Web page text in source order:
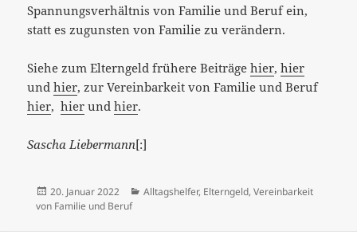
Spannungsverhältnis von Familie und Beruf ein,
statt es zugunsten von Familie zu verändern.
Siehe zum Elterngeld frühere Beiträgehier,hier
undhier, zur Vereinbarkeit von Familie und Beruf
hier,hier undhier.
Sascha Liebermann[:]
Veröffentlicht
am
20. Januar 2022 Kategorien
Alltagshelfer, Elterngeld, Vereinbarkeit
von Familie und Beruf